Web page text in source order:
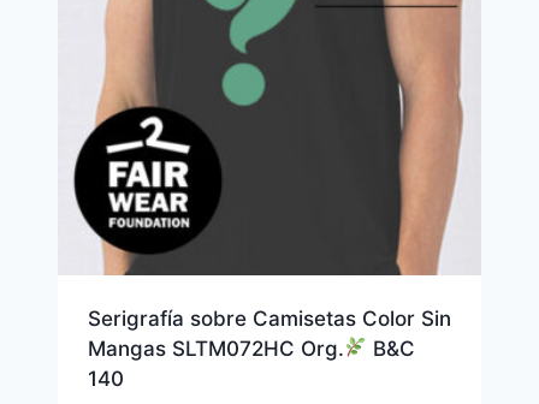
Serigrafía sobre Camisetas Color Sin
Mangas SLTM072HC Org.
B&C
140